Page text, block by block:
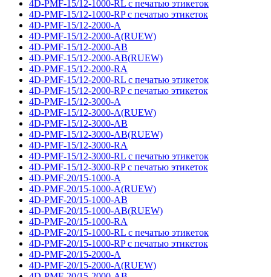
4D-PMF-15/12-1000-RL с печатью этикеток
4D-PMF-15/12-1000-RP с печатью этикеток
4D-PMF-15/12-2000-A
4D-PMF-15/12-2000-A(RUEW)
4D-PMF-15/12-2000-AB
4D-PMF-15/12-2000-AB(RUEW)
4D-PMF-15/12-2000-RA
4D-PMF-15/12-2000-RL с печатью этикеток
4D-PMF-15/12-2000-RP с печатью этикеток
4D-PMF-15/12-3000-A
4D-PMF-15/12-3000-A(RUEW)
4D-PMF-15/12-3000-AB
4D-PMF-15/12-3000-AB(RUEW)
4D-PMF-15/12-3000-RA
4D-PMF-15/12-3000-RL с печатью этикеток
4D-PMF-15/12-3000-RP с печатью этикеток
4D-PMF-20/15-1000-A
4D-PMF-20/15-1000-A(RUEW)
4D-PMF-20/15-1000-AB
4D-PMF-20/15-1000-AB(RUEW)
4D-PMF-20/15-1000-RA
4D-PMF-20/15-1000-RL с печатью этикеток
4D-PMF-20/15-1000-RP с печатью этикеток
4D-PMF-20/15-2000-A
4D-PMF-20/15-2000-A(RUEW)